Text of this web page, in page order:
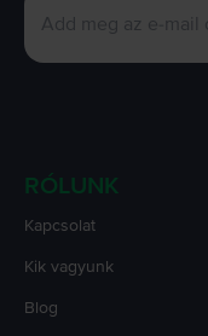
RÓLUNK
Kapcsolat
Kik vagyunk
Blog